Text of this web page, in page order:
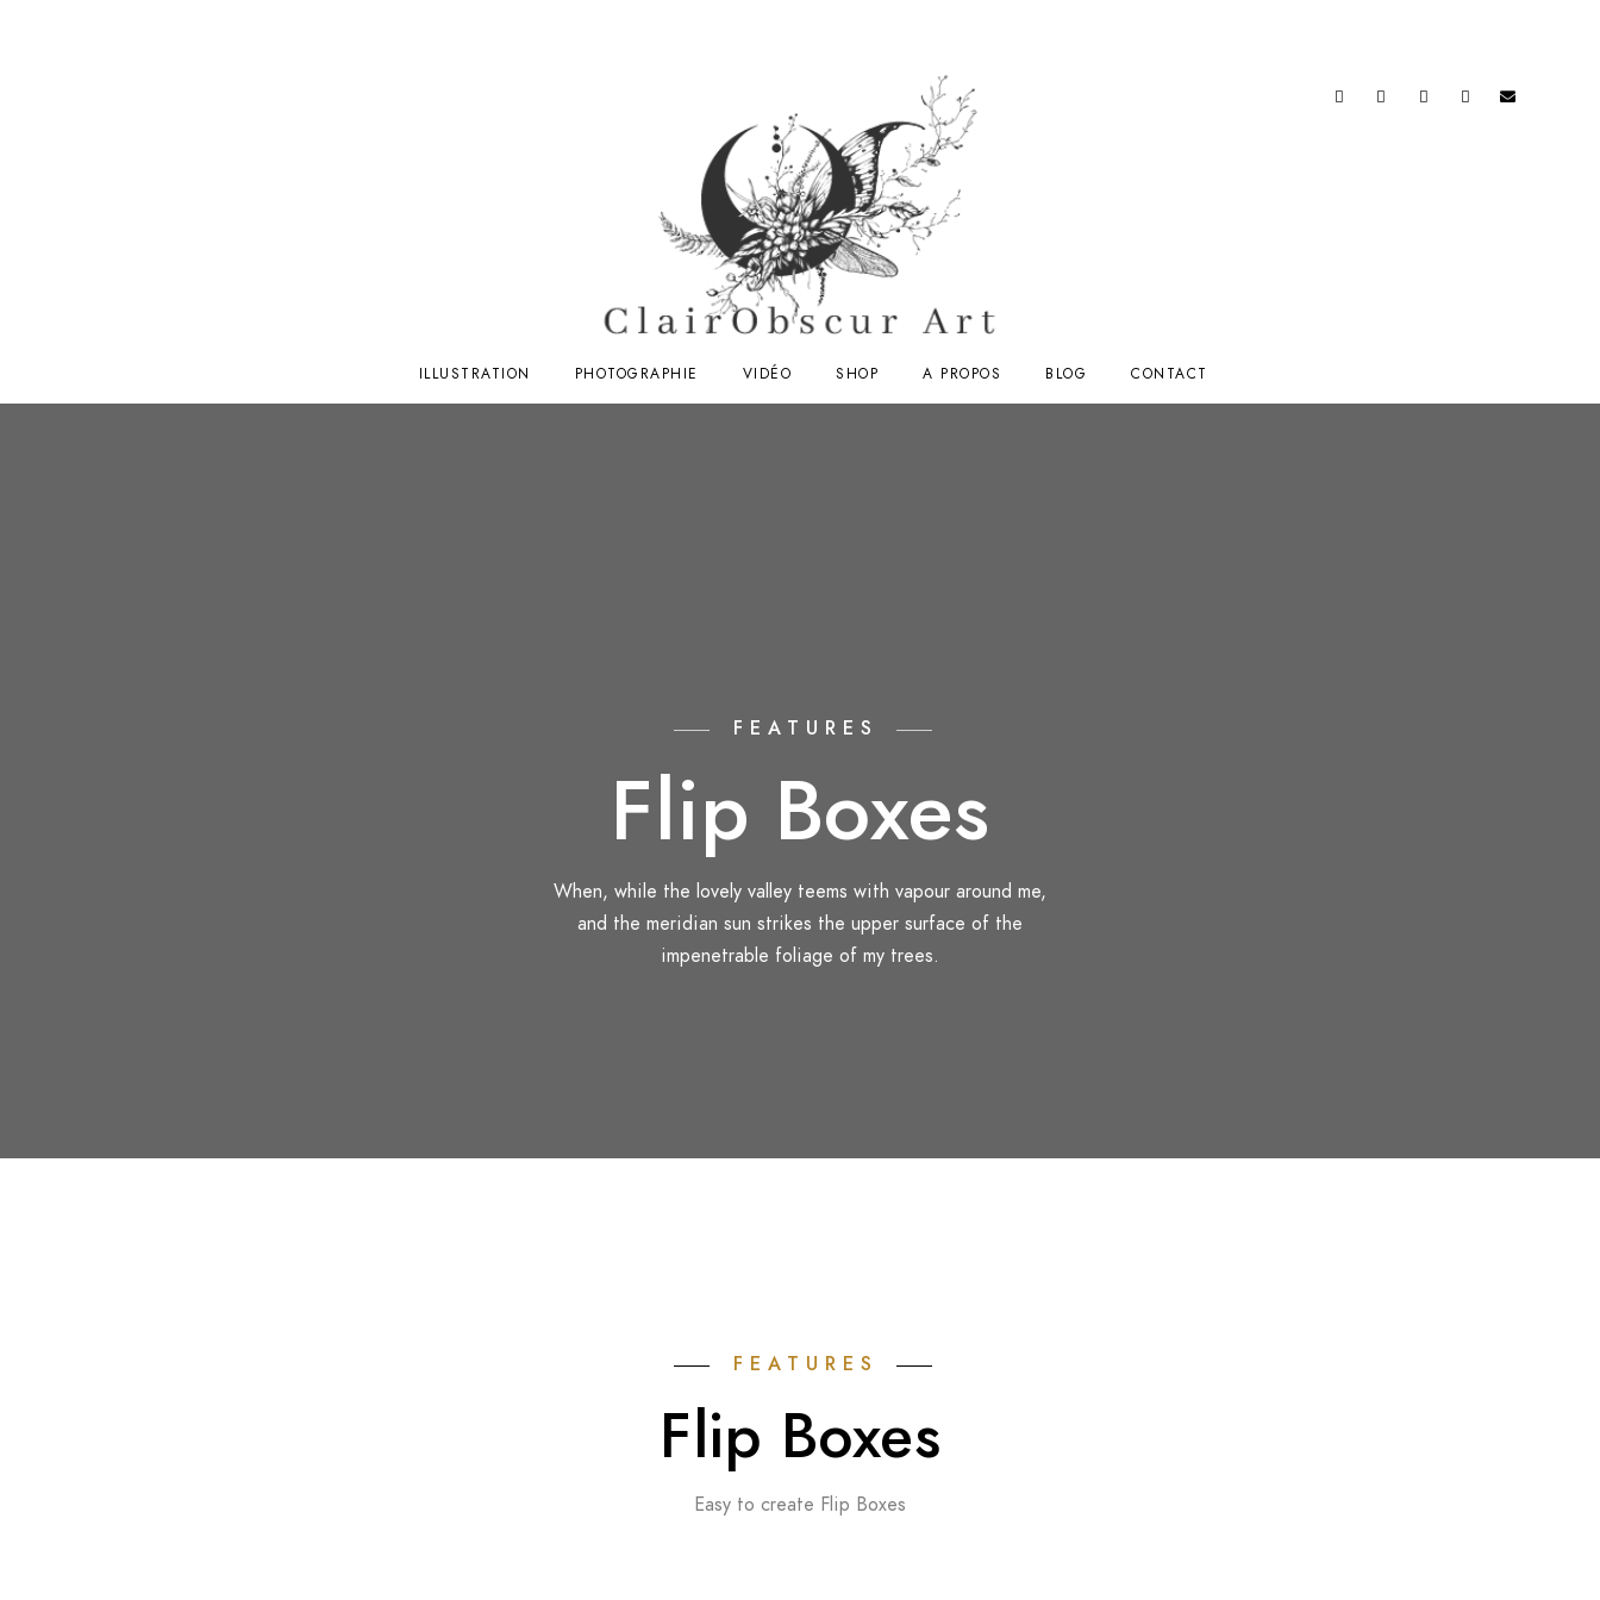
ILLUSTRATION PHOTOGRAPHIE VIDÉO SHOP A PROPOS BLOG CONTACT
FEATURES
Flip Boxes
When, while the lovely valley teems with vapour around me,
and the meridian sun strikes the upper surface of the
impenetrable foliage of my trees.
FEATURES
Flip Boxes
Easy to create Flip Boxes